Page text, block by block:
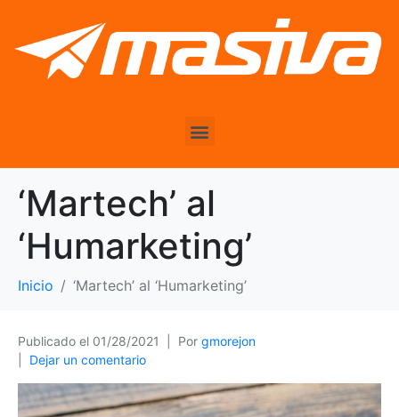
‘Martech’ al
‘Humarketing’
Inicio ‘Martech’ al ‘Humarketing’
Publicado el 01/28/2021 Por gmorejon
Dejar un comentario